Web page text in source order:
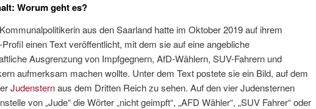
Worum geht es?
aus den Saarland hatte im Oktober 2019 auf ihrem
Profil einen Text veröffentlicht, mit dem sie auf eine angebliche
Ausgrenzung von Impfgegnern, AfD-Wählern, SUV-Fahrern und
aufmerksam machen wollte. Unter dem Text postete sie ein Bild, auf dem
Judensternaus dem Dritten Reich zu sehen. Auf den vier Judensternen
von „Jude“ die Wörter „nicht geimpft“, „AFD Wähler“, „SUV Fahrer“ oder